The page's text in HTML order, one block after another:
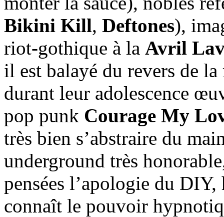
Bikini Kill, Deftones),
riot-gothique à la Avril
il est balayé du revers de
durant leur adolescence
pop punk Courage My
très bien s’abstraire du
underground très
pensées l’apologie du
connaît le pouvoir